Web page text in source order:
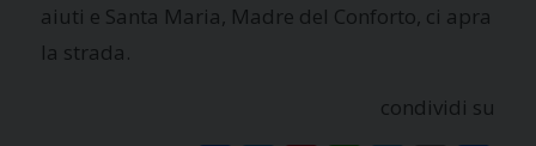
aiuti e Santa Maria, Madre del Conforto, ci apra
la strada.
condividi su